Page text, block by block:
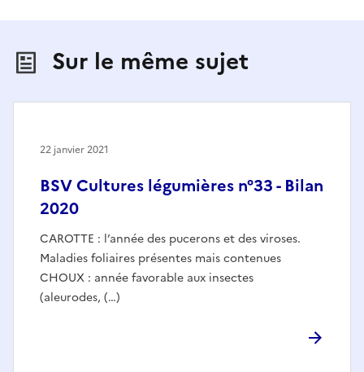
Sur le même sujet
BSV Cultures légumières n°33 - Bilan
2020
CAROTTE : l’année des pucerons et des viroses.
Maladies foliaires présentes mais contenues
CHOUX : année favorable aux insectes
(aleurodes, (…)
22 janvier 2021